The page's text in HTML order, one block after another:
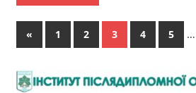
Пагінація
«Попередні
записи
1 2 3 4 5 …